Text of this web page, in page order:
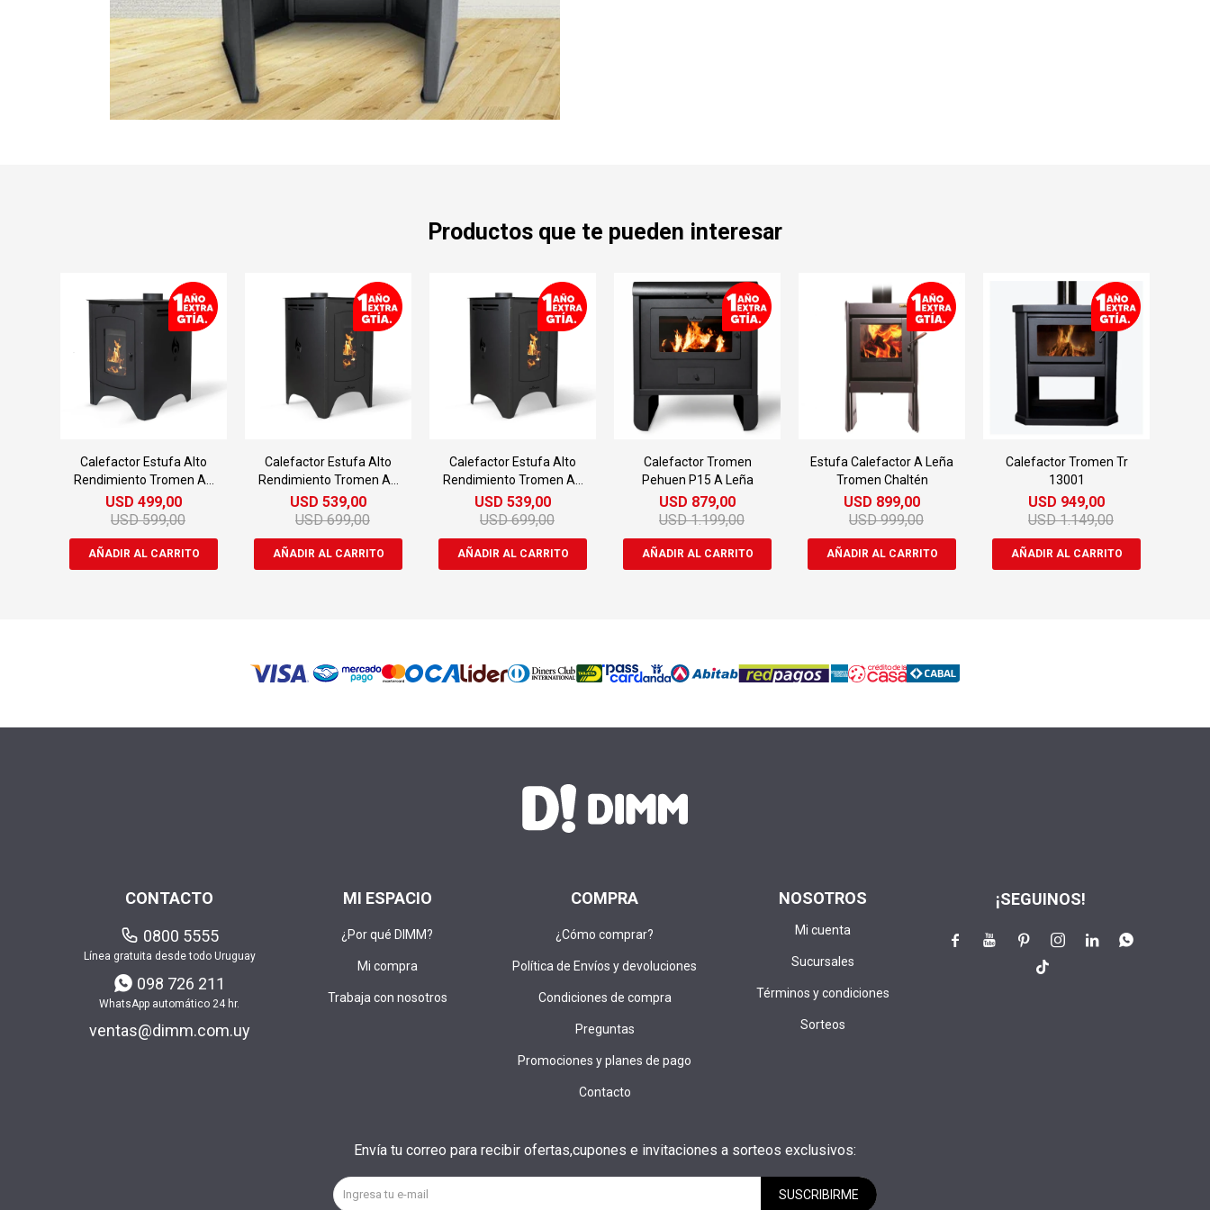
Productos que te pueden interesar
Calefactor Estufa Alto
Rendimiento Tromen A7
Con Kit
USD 499,00
USD 599,00
Calefactor Estufa Alto
Rendimiento Tromen A9
Con Kit
USD 539,00
USD 699,00
Calefactor Estufa Alto
Rendimiento Tromen A9
Con Kit
USD 539,00
USD 699,00
Calefactor Tromen
Pehuen P15 A Leña
USD 879,00
USD 1.199,00
Estufa Calefactor A Leña
Tromen Chaltén
USD 899,00
USD 999,00
Calefactor Tromen Tr
13001
USD 949,00
USD 1.149,00
MI ESPACIO
¿Por qué DIMM?
Mi compra
Trabaja con nosotros
COMPRA
¿Cómo comprar?
Política de Envíos y devoluciones
Condiciones de compra
Preguntas
Promociones y planes de pago
Contacto
NOSOTROS
Mi cuenta
Sucursales
Términos y condiciones
Sorteos
CONTACTO
0800 5555
Línea gratuita desde todo Uruguay
098 726 211
WhatsApp automático 24 hr.
ventas@dimm.com.uy
Envía tu correo para recibir ofertas,cupones e invitaciones a sorteos exclusivos:
SUSCRIBIRME
¡SEGUINOS!
    

